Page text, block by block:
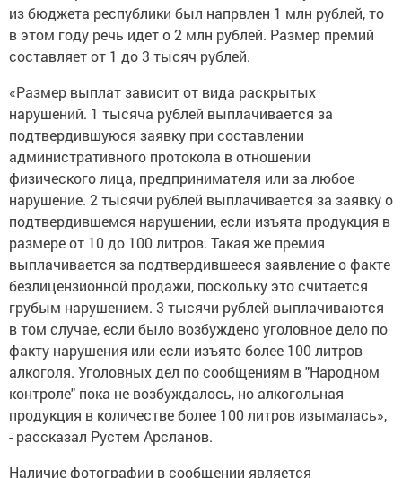
из бюджета республики был напрвлен 1 млн рублей, то
в этом году речь идет о 2 млн рублей. Размер премий
составляет от 1 до 3 тысяч рублей.
«Размер выплат зависит от вида раскрытых
нарушений. 1 тысяча рублей выплачивается за
подтвердившуюся заявку при составлении
административного протокола в отношении
физического лица, предпринимателя или за любое
нарушение. 2 тысячи рублей выплачивается за заявку о
подтвердившемся нарушении, если изъята продукция в
размере от 10 до 100 литров. Такая же премия
выплачивается за подтвердившееся заявление о факте
безлицензионной продажи, поскольку это считается
грубым нарушением. 3 тысячи рублей выплачиваются
в том случае, если было возбуждено уголовное дело по
факту нарушения или если изъято более 100 литров
алкоголя. Уголовных дел по сообщениям в "Народном
контроле" пока не возбуждалось, но алкогольная
продукция в количестве более 100 литров изымалась»,
- рассказал Рустем Арсланов.
Наличие фотографии в сообщении является